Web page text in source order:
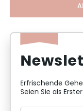
Erfrischende
Seien Sie als